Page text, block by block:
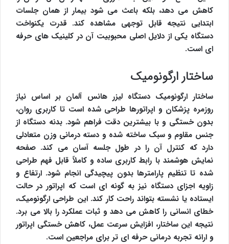
کاهش می دهد، بلکه باعث می شود بیمار از همان جلسات
ابتدایی نتیجه قابل توجهی مشاهده کند. قدرت یکنواخت
دستگاه یکی از دلایل اصلی محبوبیت آن در کلینیک های حرفه
ای است.
ساختار ارگونومیک
ساختار ارگونومیک دستگاه لیزر هانس آلمان بر اساس نیاز
روزمره پزشکان و اپراتورها طراحی شده است تا کاربری روان،
بدون خستگی و با بیشترین دقت فراهم شود. بدنه دستگاه از
جنس مقاوم و سبک ساخته شده و دسته درمانی وزن متعادلی
دارد که کنترل آن را در طول جلسه آسان می کند. صفحه
نمایش هوشمند با رابط کاربری ساده و کاملاً قابل فهم طراحی
شده تا تنظیم پارامترها بدون پیچیدگی انجام شود. ارتفاع و
زاویه اجزای دستگاه نیز به گونه ای است که اپراتور در حالت
ایستاده یا نشسته بتواند راحت کار کند. این طراحی ارگونومیک،
خطای انسانی را کاهش می دهد و ثبات عملکرد را بالا می برد.
نتیجه این ساختار، افزایش سرعت عمل، کاهش خستگی اپراتور
و ارائه تجربه درمانی حرفه ای تر برای مراجعین است.